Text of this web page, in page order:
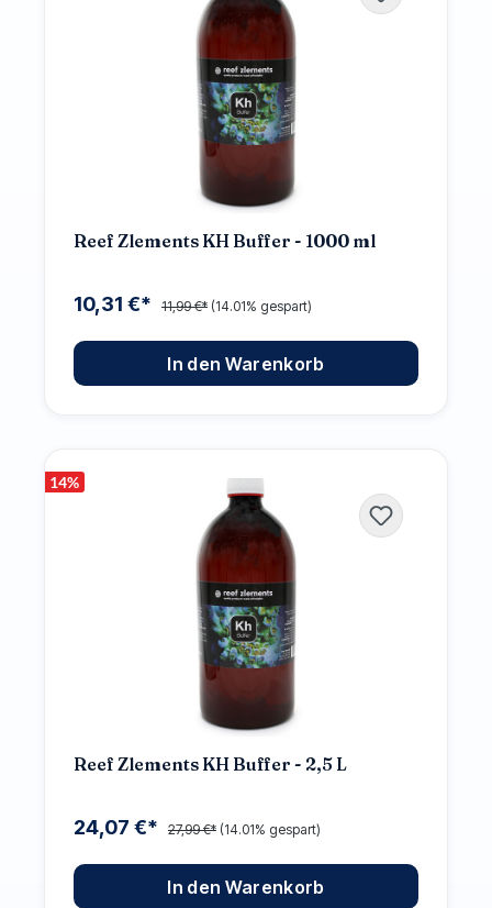
Reef Zlements KH Buffer - 1000 ml
10,31 €* 11,99 €* (14.01% gespart)
In den Warenkorb
14%
Reef Zlements KH Buffer - 2,5 L
24,07 €* 27,99 €* (14.01% gespart)
In den Warenkorb